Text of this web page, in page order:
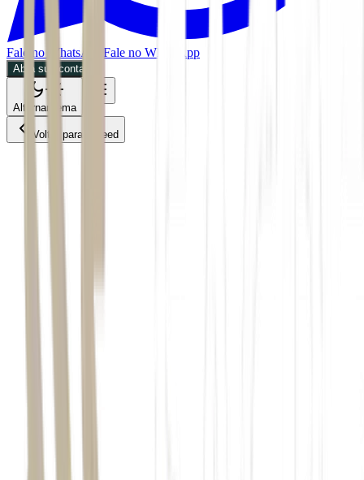
Fale no WhatsApp Fale no WhatsApp
Abra sua conta
Alternar tema
Voltar para o Feed